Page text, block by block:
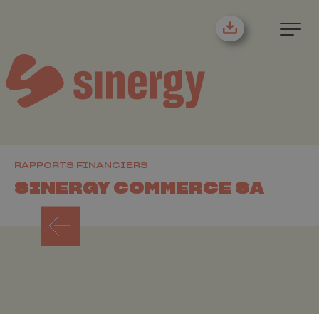
RAPPORTS FINANCIERS
SINERGY COMMERCE SA